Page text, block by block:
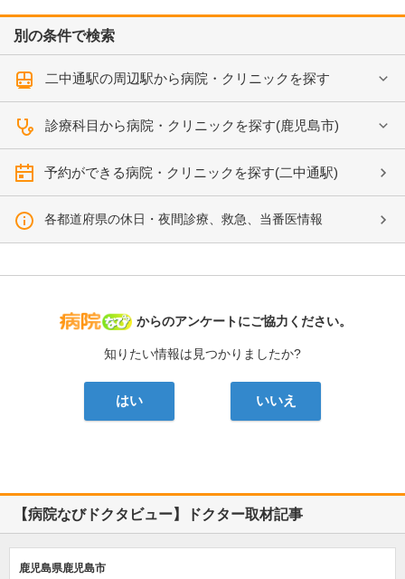
別の条件で検索
二中通駅の周辺駅から病院・クリニックを探す
診療科目から病院・クリニックを探す(鹿児島市)
予約ができる病院・クリニックを探す(二中通駅)
各都道府県の休日・夜間診療、救急、当番医情報
病院なび
からのアンケートにご協力ください。
知りたい情報は見つかりましたか?
はい いいえ
【病院なびドクタビュー】ドクター取材記事
鹿児島県鹿児島市